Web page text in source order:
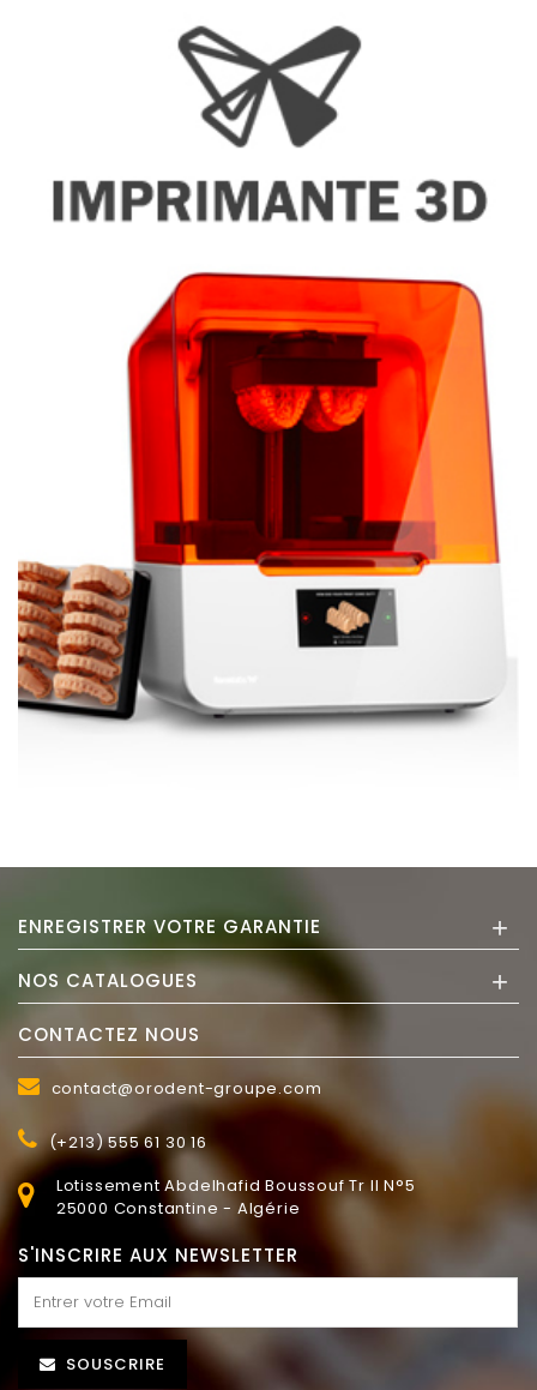
ENREGISTRER VOTRE GARANTIE +
NOS CATALOGUES +
CONTACTEZ NOUS
contact@orodent-groupe.com
(+213) 555 61 30 16
Lotissement Abdelhafid Boussouf Tr II N°5
25000 Constantine - Algérie
S'INSCRIRE AUX NEWSLETTER
SOUSCRIRE